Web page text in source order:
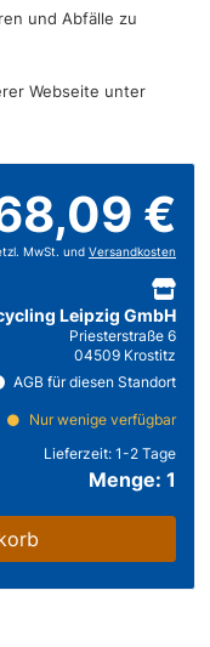
und Abfälle zu
Webseite unter
€
MwSt. und Versandkosten
Leipzig GmbH
Priesterstraße 6
04509 Krostitz
AGB für diesen Standort
Nur wenige verfügbar
Lieferzeit: 1-2 Tage
Menge: 1